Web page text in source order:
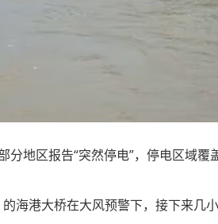
地区报告“突然停电”，停电区域覆
海港大桥在大风预警下，接下来几